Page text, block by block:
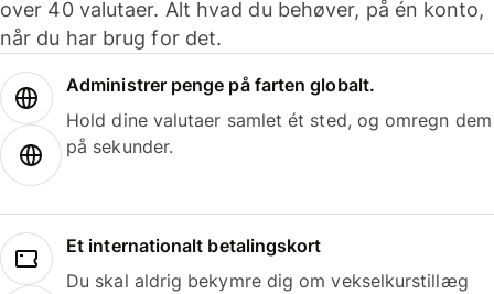
over 40 valutaer. Alt hvad du behøver, på én konto,
når du har brug for det.
Administrer penge på farten globalt.
Hold dine valutaer samlet ét sted, og omregn dem
på sekunder.
Et internationalt betalingskort
Du skal aldrig bekymre dig om vekselkurstillæg